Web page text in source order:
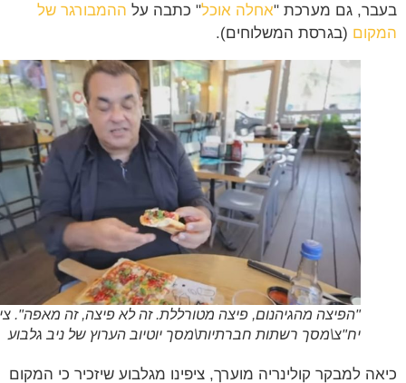
גם מערכת "אחלה אוכל" כתבה על ההמבורגר של
(בגרסת המשלוחים).
"הפיצה מהגיהנום, פיצה מטורללת. זה לא פיצה, זה מאפה". צילום:
יח"צ\מסך רשתות חברתיות\מסך יוטיוב הערוץ של ניב גלבוע
למבקר קולינריה מוערך, ציפינו מגלבוע שיזכיר כי המקום